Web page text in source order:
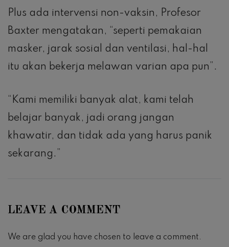
Plus ada intervensi non-vaksin, Profesor
Baxter mengatakan, “seperti pemakaian
masker, jarak sosial dan ventilasi, hal-hal
itu akan bekerja melawan varian apa pun”.
“Kami memiliki banyak alat, kami telah
belajar banyak, jadi orang jangan
khawatir, dan tidak ada yang harus panik
sekarang.”
LEAVE A COMMENT
We are glad you have chosen to leave a comment.